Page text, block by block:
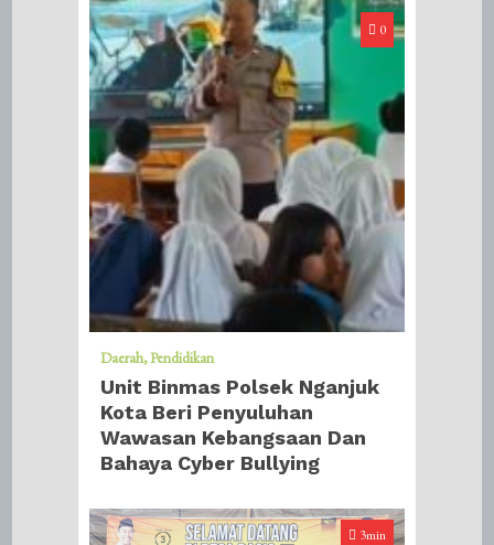
0
Daerah Pendidikan
Unit Binmas Polsek Nganjuk
Kota Beri Penyuluhan
Wawasan Kebangsaan Dan
Bahaya Cyber Bullying
3min